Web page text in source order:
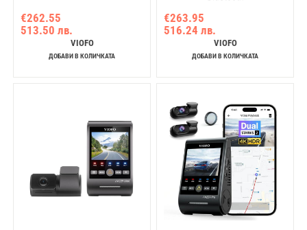
€262.55
513.50 лв.
VIOFO
ДОБАВИ В КОЛИЧКАТА
€263.95
516.24 лв.
VIOFO
ДОБАВИ В КОЛИЧКАТА